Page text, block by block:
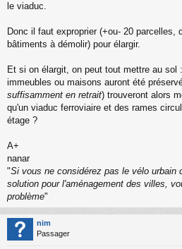
le viaduc.
Donc il faut exproprier (+ou- 20 parcelles,
bâtiments à démolir) pour élargir.
Et si on élargit, on peut tout mettre au
immeubles ou maisons auront été
suffisamment en retrait) trouveront alors
qu'un viaduc ferroviaire et des rames
étage ?
A+
nanar
"Si vous ne considérez pas le vélo urbain
solution pour l'aménagement des villes,
problème"
nim
Passager